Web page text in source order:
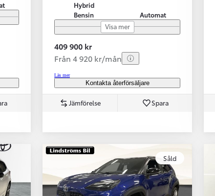
Toyota C-HR
HYBRID & LADDHYBRID
Hybrid
Bensin
Automat
Visa mer
409 900 kr
Från 4 920 kr/mån
Läs mer
Kontakta återförsäljare
Jämförelse Spara
Såld